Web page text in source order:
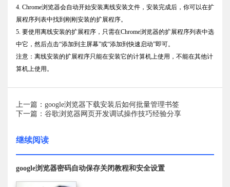
4. Chrome浏览器会自动开始安装离线安装文件，安装完成后，你可以在扩
展程序列表中找到刚刚安装的扩展程序。
5. 要使用离线安装的扩展程序，只需在Chrome浏览器的扩展程序列表中选
中它，然后点击“添加到主屏幕”或“添加到快速启动”即可。
注意：离线安装的扩展程序只能在安装它的计算机上使用，不能在其他计
算机上使用。
上一篇：google浏览器下载安装后如何批量管理书签
下一篇：谷歌浏览器网页开发调试操作技巧经验分享
继续阅读
google浏览器密码自动保存关闭教程和安全设置